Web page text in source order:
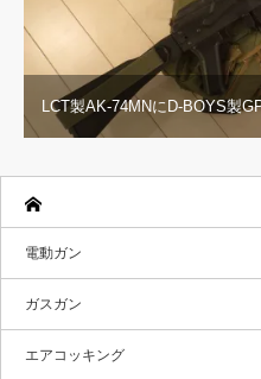
LCT製AK-74MNにD-BOYS製
電動ガン
ガスガン
エアコッキング